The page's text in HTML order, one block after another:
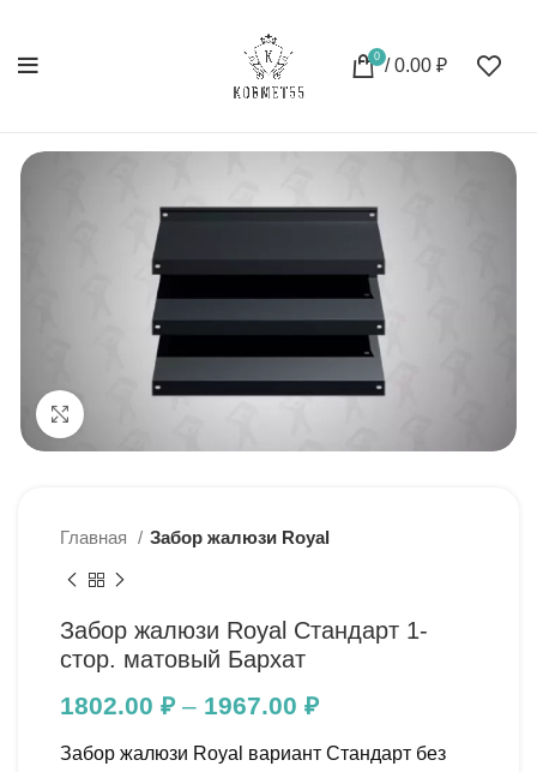
0 / 0.00 ₽
Главная Забор жалюзи Royal
Забор жалюзи Royal Стандарт 1-
стор. матовый Бархат
1802.00 ₽ – 1967.00 ₽
Забор жалюзи Royal вариант Стандарт без